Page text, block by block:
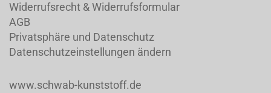
Widerrufsrecht & Widerrufsformular
AGB
Privatsphäre und Datenschutz
Datenschutzeinstellungen ändern
www.schwab-kunststoff.de